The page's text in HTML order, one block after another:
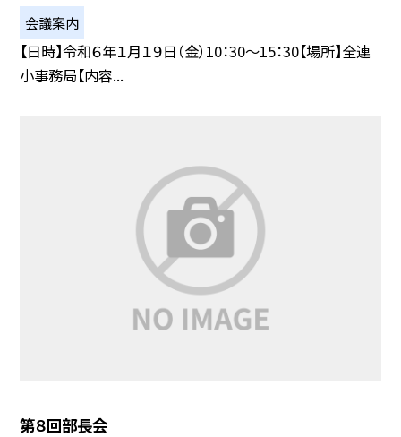
会議案内
【日時】令和６年１月１９日（金）10：30〜15：30【場所】全連
小事務局【内容...
第８回部長会